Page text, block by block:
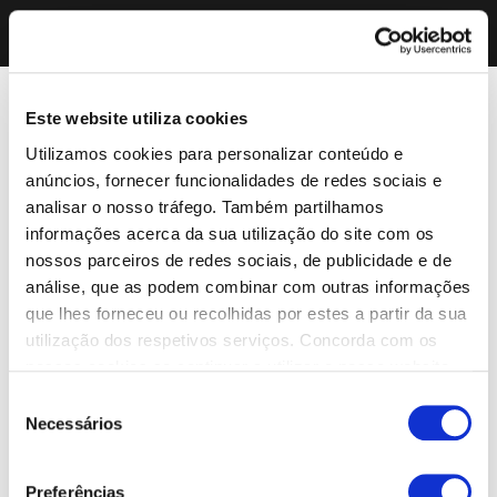
Este website utiliza cookies
Utilizamos cookies para personalizar conteúdo e
anúncios, fornecer funcionalidades de redes sociais e
analisar o nosso tráfego. Também partilhamos
informações acerca da sua utilização do site com os
nossos parceiros de redes sociais, de publicidade e de
análise, que as podem combinar com outras informações
que lhes forneceu ou recolhidas por estes a partir da sua
utilização dos respetivos serviços. Concorda com os
Necessários
Preferências